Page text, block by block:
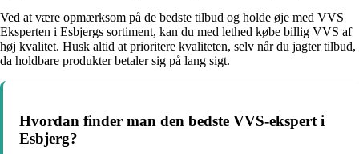
Ved at være opmærksom på de bedste tilbud og holde øje med VVS
Eksperten i Esbjergs sortiment, kan du med lethed købe billig VVS af
høj kvalitet. Husk altid at prioritere kvaliteten, selv når du jagter tilbud,
da holdbare produkter betaler sig på lang sigt.
Hvordan finder man den bedste VVS-ekspert i
Esbjerg?